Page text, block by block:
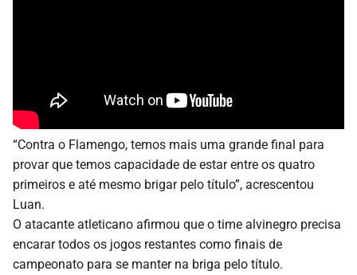
“Contra o Flamengo, temos mais uma grande final para
provar que temos capacidade de estar entre os quatro
primeiros e até mesmo brigar pelo título”, acrescentou
Luan.
O atacante atleticano afirmou que o time alvinegro precisa
encarar todos os jogos restantes como finais de
campeonato para se manter na briga pelo título.